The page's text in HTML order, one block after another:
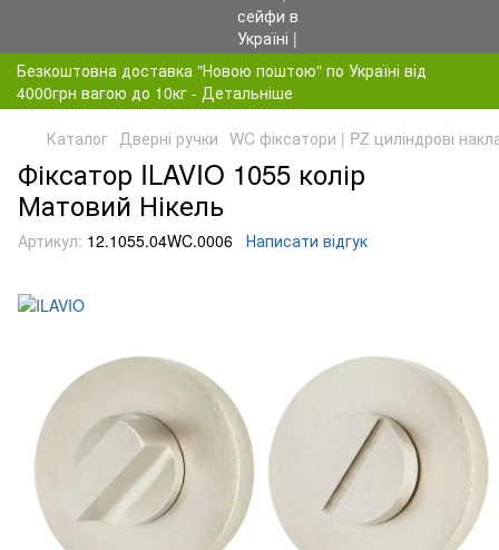
Безкоштовна доставка "Новою поштою" по Україні від
4000грн вагою до 10кг - Детальніше
Каталог Дверні ручки WC фіксатори | PZ циліндрові
Фіксатор ILAVIO 1055 колір
Матовий Нікель
Артикул: 12.1055.04WC.0006 Написати відгук